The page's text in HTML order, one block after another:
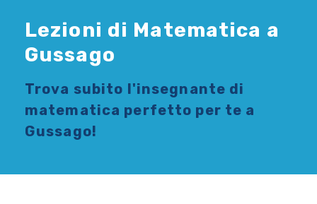
Lezioni di Matematica a
Gussago
Trova subito l'insegnante di
matematica perfetto per te a
Gussago!